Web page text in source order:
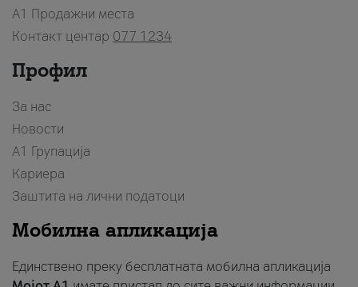
A1 Продажни места
Контакт центар 077 1234
Профил
За нас
Новости
А1 Групација
Кариера
Заштита на лични податоци
Мобилна апликација
Единствено преку бесплатната мобилна апликација